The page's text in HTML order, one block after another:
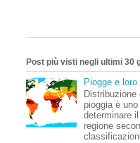
Post più visti negli ultimi 30
Piogge e
Distribuzione
pioggia è
determinare
regione